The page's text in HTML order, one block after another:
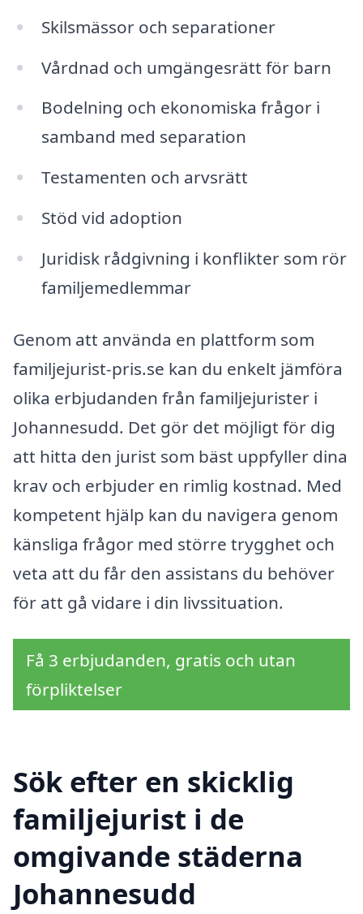
Skilsmässor och separationer
Vårdnad och umgängesrätt för barn
Bodelning och ekonomiska frågor i
samband med separation
Testamenten och arvsrätt
Stöd vid adoption
Juridisk rådgivning i konflikter som rör
familjemedlemmar
Genom att använda en plattform som
familjejurist-pris.se kan du enkelt jämföra
olika erbjudanden från familjejurister i
Johannesudd. Det gör det möjligt för dig
att hitta den jurist som bäst uppfyller dina
krav och erbjuder en rimlig kostnad. Med
kompetent hjälp kan du navigera genom
känsliga frågor med större trygghet och
veta att du får den assistans du behöver
för att gå vidare i din livssituation.
Få 3 erbjudanden, gratis och utan
förpliktelser
Sök efter en skicklig
familjejurist i de
omgivande städerna
Johannesudd